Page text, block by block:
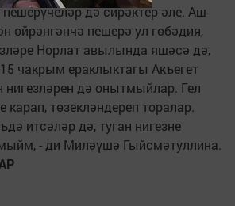
дә сирәктер әле. Аш-
өйрәнгәнчә пешерә ул гөбәдия,
Норлат авылында яшәсә дә,
чакрым ераклыктагы Акъегет
дә онытмыйлар. Гел
карап, төзекләндереп торалар.
итсәләр дә, туган нигезне
- ди Миләүшә Гыйсмәтуллина.